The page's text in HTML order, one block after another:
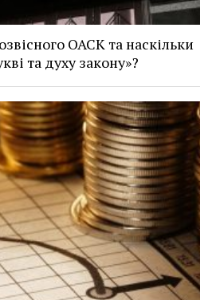
ОАСК та наскільки
та духу закону»?